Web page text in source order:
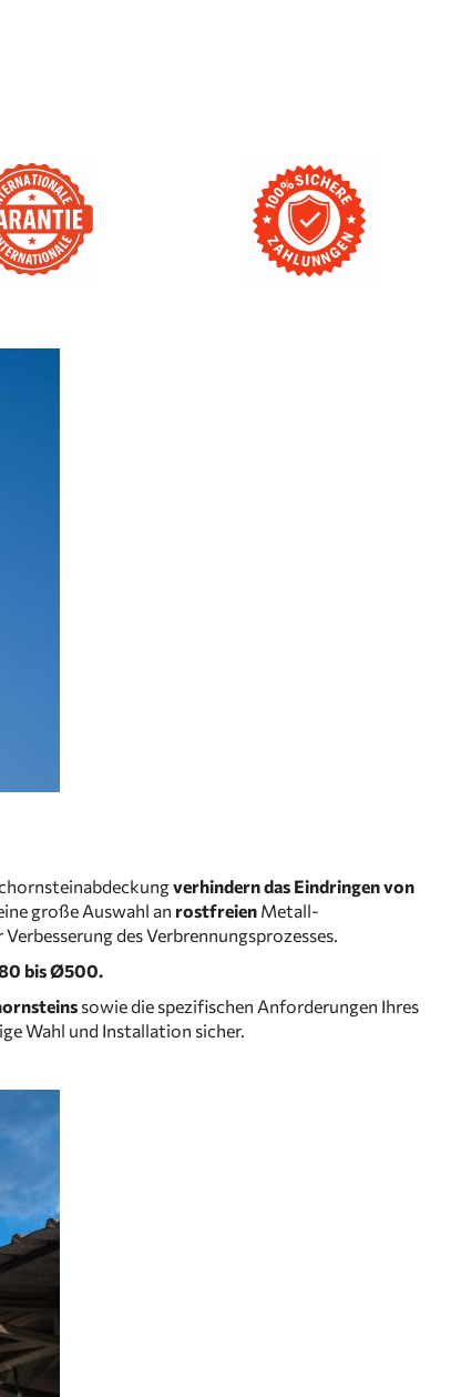
verhindern das Eindringen von
große Auswahl an rostfreien Metall-
des Verbrennungsprozesses.
bis Ø500.
sowie die spezifischen Anforderungen Ihres
Wahl und Installation sicher.